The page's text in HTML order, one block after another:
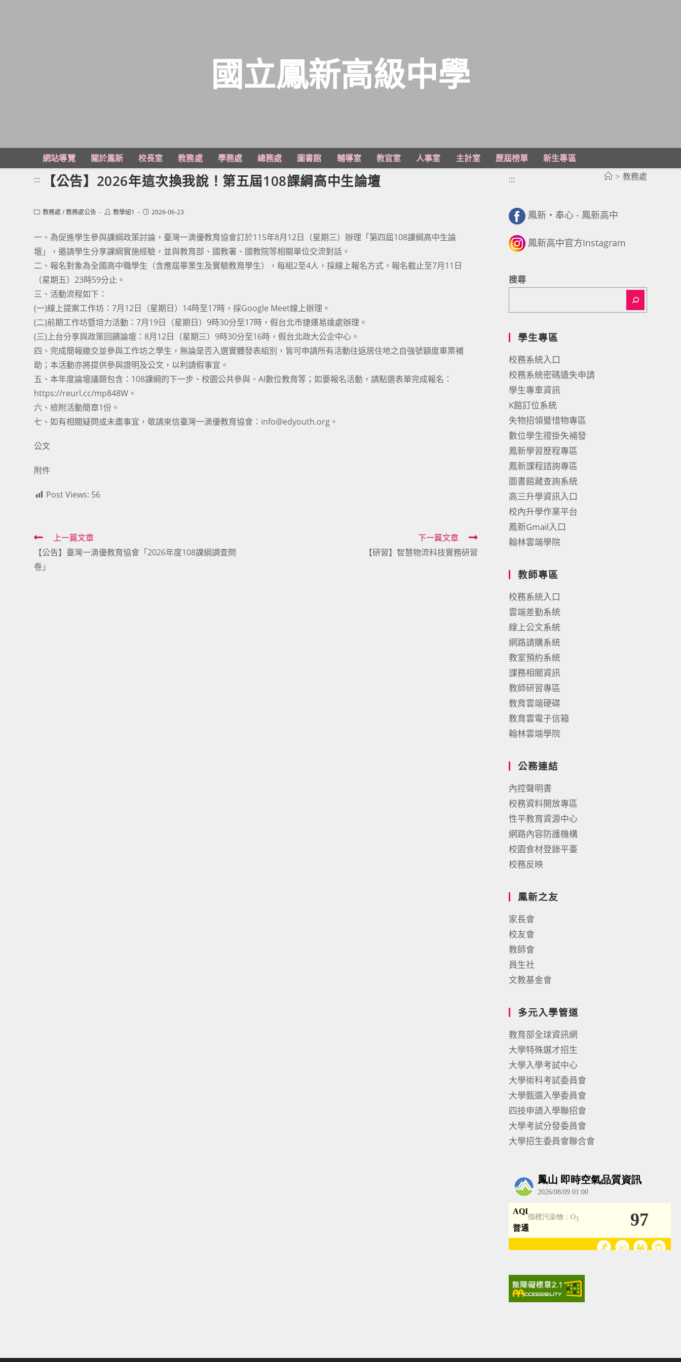
主
國立鳳新高級中學
網站導覽 關於鳳新 校長室 教務處 學務處 總務處 圖書館 輔導室 教官室 人事室 主計室 歷屆榜單
新生專區
> 教務處
::: 【公告】2026年這次換我說！第五屆108課綱高中生論壇
Post教務處 /教務處公告
Post教學組1
Post2026-06-23
一、為促進學生參與課綱政策討論，臺灣一滴優教育協會訂於115年8月12日（星期三）辦理「第四屆108課綱高中生論
壇」，邀請學生分享課綱實施經驗，並與教育部、國教署、國教院等相關單位交流對話。
二、報名對象為全國高中職學生（含應屆畢業生及實驗教育學生），每組2至4人，採線上報名方式，報名截止至7月11日
（星期五）23時59分止。
三、活動流程如下：
(一)線上提案工作坊：7月12日（星期日）14時至17時，採Google Meet線上辦理。
(二)前期工作坊暨培力活動：7月19日（星期日）9時30分至17時，假台北市捷運易達處辦理。
(三)上台分享與政策回饋論壇：8月12日（星期三）9時30分至16時，假台北政大公企中心。
四、完成簡報繳交並參與工作坊之學生，無論是否入選實體發表組別，皆可申請所有活動往返居住地之自強號額度車票補
助；本活動亦將提供參與證明及公文，以利請假事宜。
五、本年度論壇議題包含：108課綱的下一步、校園公共參與、AI數位教育等；如要報名活動，請點選表單完成報名：
https://reurl.cc/mp848W。
六、檢附活動簡章1份。
七、如有相關疑問或未盡事宜，敬請來信臺灣一滴優教育協會：info@edyouth.org。
公文
附件
Post Views: 56
Read
more
articles
上一篇文章
【公告】臺灣一滴優教育協會「2026年度108課綱調查問
卷」
下一篇文章
【研習】智慧物流科技實務研習
:::
鳳新・奉心 - 鳳新高中
鳳新高中官方Instagram
搜尋
學生專區
校務系統入口
校務系統密碼遺失申請
學生專車資訊
K館訂位系統
失物招領暨惜物專區
數位學生證掛失補發
鳳新學習歷程專區
鳳新課程諮詢專區
圖書館藏查詢系統
高三升學資訊入口
校內升學作業平台
鳳新Gmail入口
翰林雲端學院
教師專區
校務系統入口
雲端差勤系統
線上公文系統
網路請購系統
教室預約系統
課務相關資訊
教師研習專區
教育雲端硬碟
教育雲電子信箱
翰林雲端學院
公務連結
內控聲明書
校務資料開放專區
性平教育資源中心
網路內容防護機構
校園食材登錄平臺
校務反映
鳳新之友
家長會
校友會
教師會
員生社
文教基金會
多元入學管道
教育部全球資訊網
大學特殊選才招生
大學入學考試中心
大學術科考試委員會
大學甄選入學委員會
四技申請入學聯招會
大學考試分發委員會
大學招生委員會聯合會